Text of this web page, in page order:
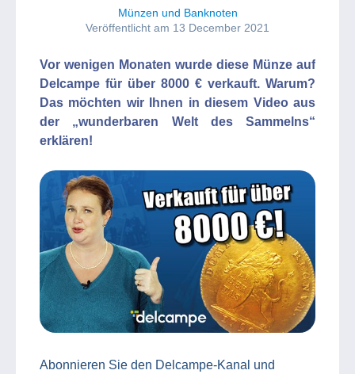
Münzen und Banknoten
Veröffentlicht am 13 December 2021
Vor wenigen Monaten wurde diese Münze auf
Delcampe für über 8000 € verkauft. Warum?
Das möchten wir Ihnen in diesem Video aus
der „wunderbaren Welt des Sammelns“
erklären!
Abonnieren Sie den Delcampe-Kanal und